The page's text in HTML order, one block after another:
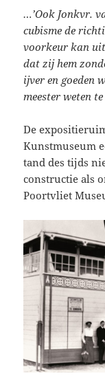
…’Ook Jonkvr.
cubisme de
voorkeur kan
dat zij hem
ijver en goeden
meester weten
De
Kunstmuseum
tand des tijds
constructie als
Poortvliet